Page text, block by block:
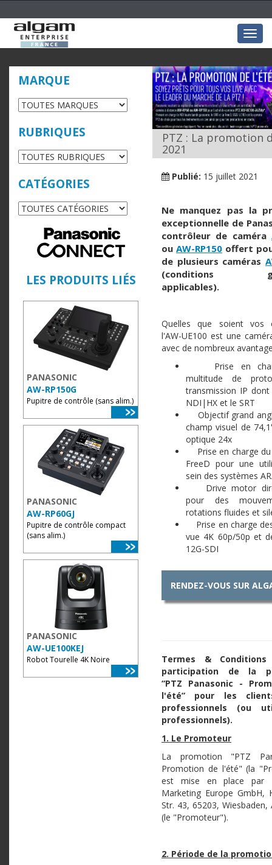
MARQUE
RUBRIQUES
CATÉGORIES
LES PRODUITS LIÉS
PANASONIC
AW-RP150G
Pupitre de contrôle (sans alim.)
PANASONIC
AW-RP60GJ
Pupitre de contrôle compact
(sans alim.)
PANASONIC
AW-UE100KEJ
Robot Tourelle 4K Noire
PTZ : La promotion
2021
Publié: 15 juillet 2021
Ne manquez pas la
exceptionnelle de
contrôleur de caméra
ou AW-RP150 offert
de plusieurs caméras
(conditions
applicables).
Quelles que soient vos
l'AW-UE100 est une
avec de nombreux
Prise en
multitude de
transmission IP
NDI|HX et le SRT
Objectif grand
champ visuel de
optique 24x
Prise en charge
FreeD pour une
sein des systèmes
Drive motor
pour des
rotations fluides et
Prise en charge
vue 4K 60p/50p et
12G-SDI
RENDEZ-VOUS SUR
Termes &
participation de la
“PTZ Panasonic -
l'été” pour les
professionnels (ou
professionnels).
1. Le Promoteur
La promotion "PTZ
Promotion de l'été" (la
est mise en place par
Marketing Europe GmbH,
Str. 43, 65203, Wiesbaden,
(le "Promoteur").
2. Période de la